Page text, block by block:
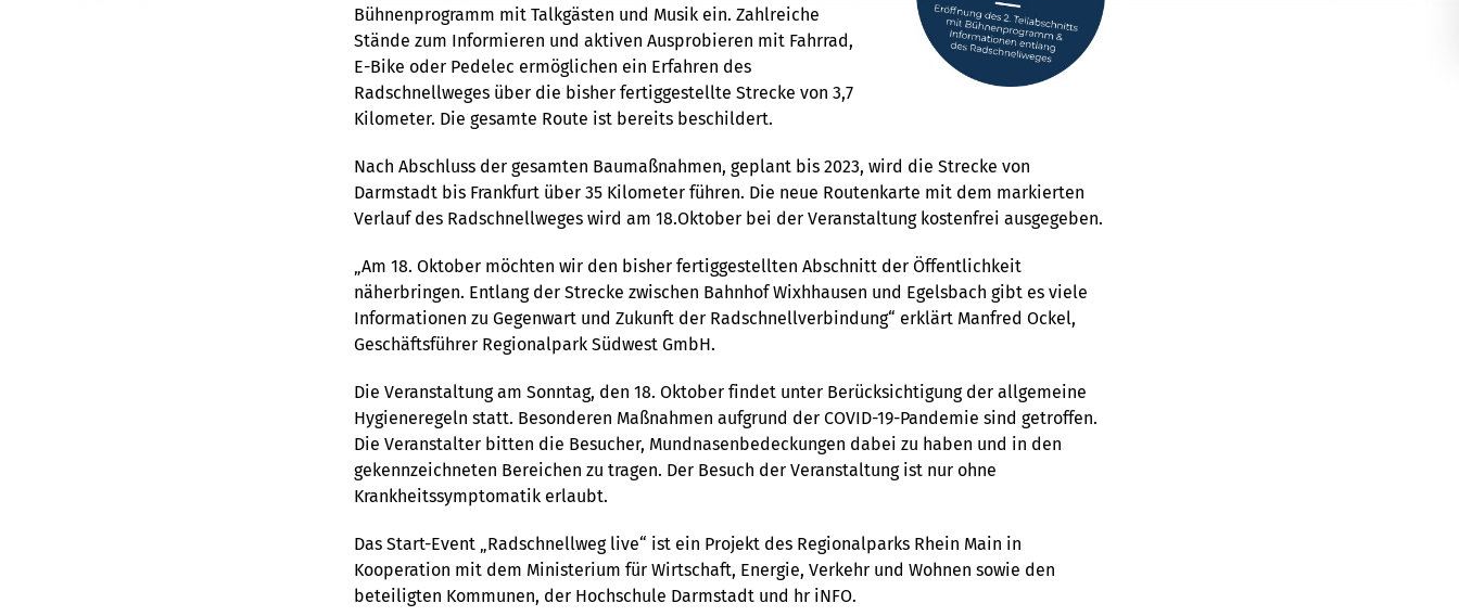
Bühnenprogramm mit Talkgästen und Musik ein. Zahlreiche
Stände zum Informieren und aktiven Ausprobieren mit Fahrrad,
E-Bike oder Pedelec ermöglichen ein Erfahren des
Radschnellweges über die bisher fertiggestellte Strecke von 3,7
Kilometer. Die gesamte Route ist bereits beschildert.
Nach Abschluss der gesamten Baumaßnahmen, geplant bis 2023, wird die Strecke von
Darmstadt bis Frankfurt über 35 Kilometer führen. Die neue Routenkarte mit dem markierten
Verlauf des Radschnellweges wird am 18.Oktober bei der Veranstaltung kostenfrei ausgegeben.
„Am 18. Oktober möchten wir den bisher fertiggestellten Abschnitt der Öffentlichkeit
näherbringen. Entlang der Strecke zwischen Bahnhof Wixhhausen und Egelsbach gibt es viele
Informationen zu Gegenwart und Zukunft der Radschnellverbindung“ erklärt Manfred Ockel,
Geschäftsführer Regionalpark Südwest GmbH.
Die Veranstaltung am Sonntag, den 18. Oktober findet unter Berücksichtigung der allgemeine
Hygieneregeln statt. Besonderen Maßnahmen aufgrund der COVID-19-Pandemie sind getroffen.
Die Veranstalter bitten die Besucher, Mundnasenbedeckungen dabei zu haben und in den
gekennzeichneten Bereichen zu tragen. Der Besuch der Veranstaltung ist nur ohne
Krankheitssymptomatik erlaubt.
Das Start-Event „Radschnellweg live“ ist ein Projekt des Regionalparks Rhein Main in
Kooperation mit dem Ministerium für Wirtschaft, Energie, Verkehr und Wohnen sowie den
beteiligten Kommunen, der Hochschule Darmstadt und hr iNFO.